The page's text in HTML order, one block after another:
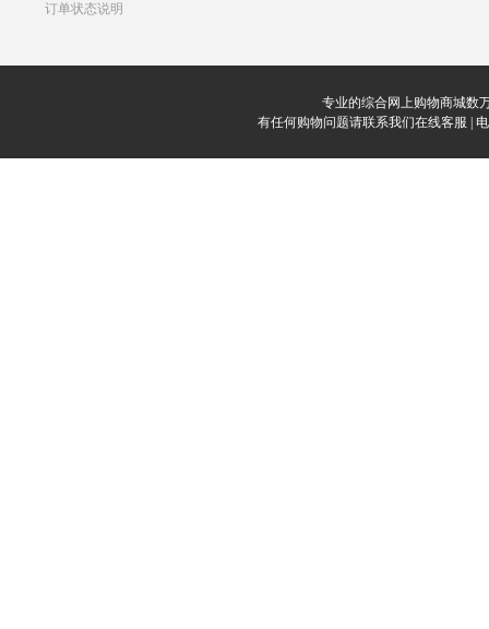
订单状态说明
专业的综合网上购物商城数
有任何购物问题请联系我们在线客服 | 电